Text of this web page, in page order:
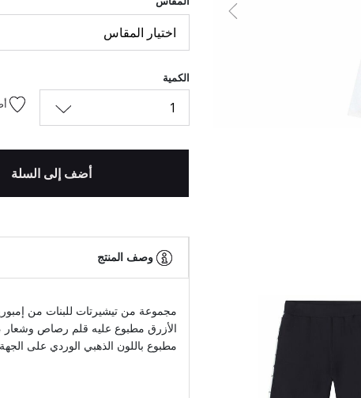
السابق
اختيار المقاس
الكمية
1
أضف إلى السلة
وصف المنتج
مجموعة من تيشيرتات للبنات من
الأزرق مطبوع عليه قلم رصاص وشعار
مطبوع باللون الذهبي الوردي على الجهة